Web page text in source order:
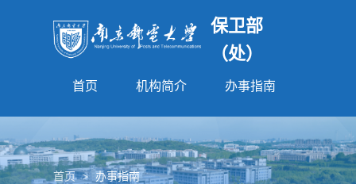
保卫部
（处）
首页 机构简介 办事指南
首页 > 办事指南